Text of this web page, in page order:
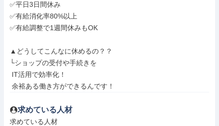
✅平日3日間休み
✅有給消化率80%以上
✅有給調整で1週間休みもOK
▲どうしてこんなに休めるの？？
└ショップの受付や手続きを
余裕ある働き方ができるんです！
求めている人材
求めている人材